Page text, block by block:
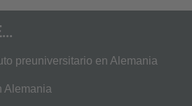
preuniversitario en Alemania
Alemania